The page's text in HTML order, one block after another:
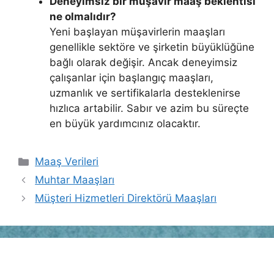
ne olmalıdır?
Yeni başlayan müşavirlerin maaşları
genellikle sektöre ve şirketin büyüklüğüne
bağlı olarak değişir. Ancak deneyimsiz
çalışanlar için başlangıç maaşları,
uzmanlık ve sertifikalarla desteklenirse
hızlıca artabilir. Sabır ve azim bu süreçte
en büyük yardımcınız olacaktır.
Kategoriler
Maaş Verileri
Muhtar Maaşları
Müşteri Hizmetleri Direktörü Maaşları